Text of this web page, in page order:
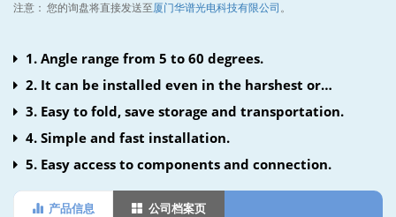
注意： 您的询盘将直接发送至厦门华谱光电科技有限公司 。
1. Angle range from 5 to 60 degrees.
2. It can be installed even in the harshest or
corrosive environment.
3. Easy to fold, save storage and transportation.
4. Simple and fast installation.
5. Easy access to components and connection.
产品信息 公司档案页